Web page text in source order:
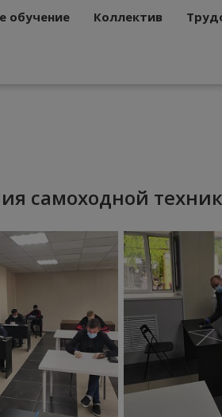
обучение Коллектив
самоходной